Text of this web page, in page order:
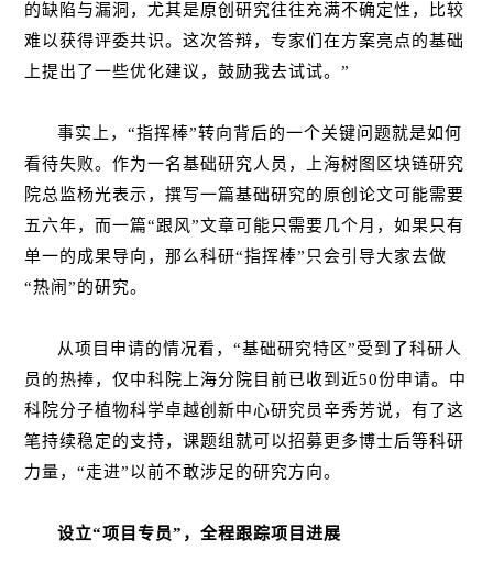
的缺陷与漏洞，尤其是原创研究往往充满不确定性，比较
难以获得评委共识。这次答辩，专家们在方案亮点的基础
上提出了一些优化建议，鼓励我去试试。”
事实上，“指挥棒”转向背后的一个关键问题就是如何
看待失败。作为一名基础研究人员，上海树图区块链研究
院总监杨光表示，撰写一篇基础研究的原创论文可能需要
五六年，而一篇“跟风”文章可能只需要几个月，如果只有
单一的成果导向，那么科研“指挥棒”只会引导大家去做
“热闹”的研究。
从项目申请的情况看，“基础研究特区”受到了科研人
员的热捧，仅中科院上海分院目前已收到近50份申请。中
科院分子植物科学卓越创新中心研究员辛秀芳说，有了这
笔持续稳定的支持，课题组就可以招募更多博士后等科研
力量，“走进”以前不敢涉足的研究方向。
设立“项目专员”，全程跟踪项目进展